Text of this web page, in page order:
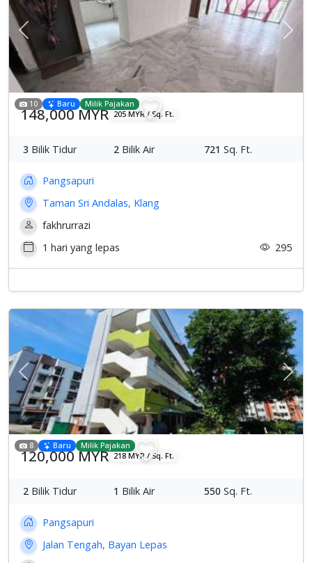
Previous
10 Baru Milik Pajakan
148,000 MYR 205 MYR / Sq. Ft.
3 Bilik Tidur 2 Bilik Air 721 Sq. Ft.
Pangsapuri
Taman Sri Andalas, Klang
fakhrurrazi
1 hari yang lepas
295
Previous
8 Baru Milik Pajakan
120,000 MYR 218 MYR / Sq. Ft.
2 Bilik Tidur 1 Bilik Air 550 Sq. Ft.
Pangsapuri
Jalan Tengah, Bayan Lepas